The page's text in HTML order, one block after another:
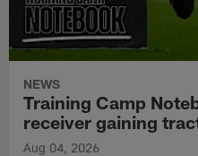
NEWS
Training Camp
receiver gaining
Aug 04, 2026